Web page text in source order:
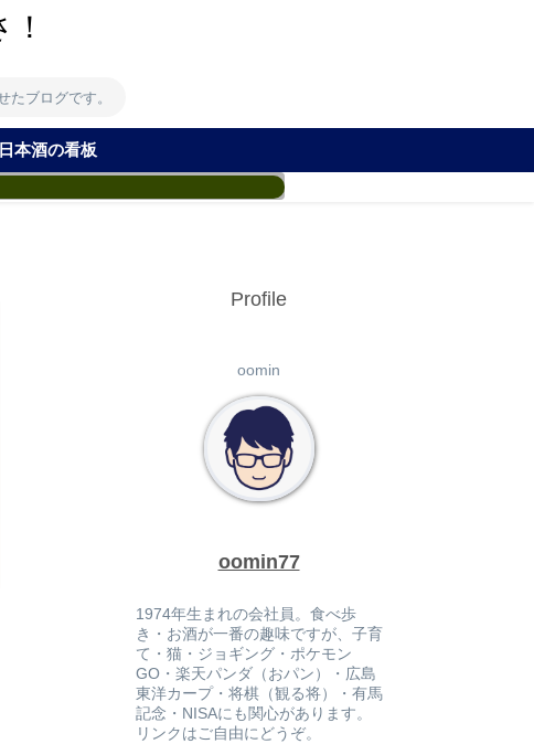
ブログです。
日本酒の看板
Profile
oomin
oomin77
1974年生まれの会社員。食べ歩
き・お酒が一番の趣味ですが、子育
て・猫・ジョギング・ポケモン
GO・楽天パンダ（おパン）・広島
東洋カープ・将棋（観る将）・有馬
記念・NISAにも関心があります。
リンクはご自由にどうぞ。